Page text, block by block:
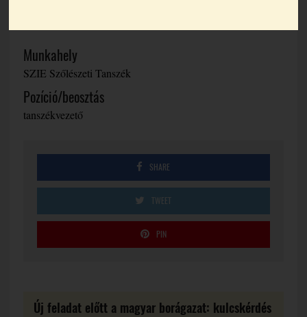
Munkahely
SZIE Szőlészeti Tanszék
Pozíció/beosztás
tanszékvezető
SHARE
TWEET
PIN
Új feladat előtt a magyar borágazat: kulcskérdés